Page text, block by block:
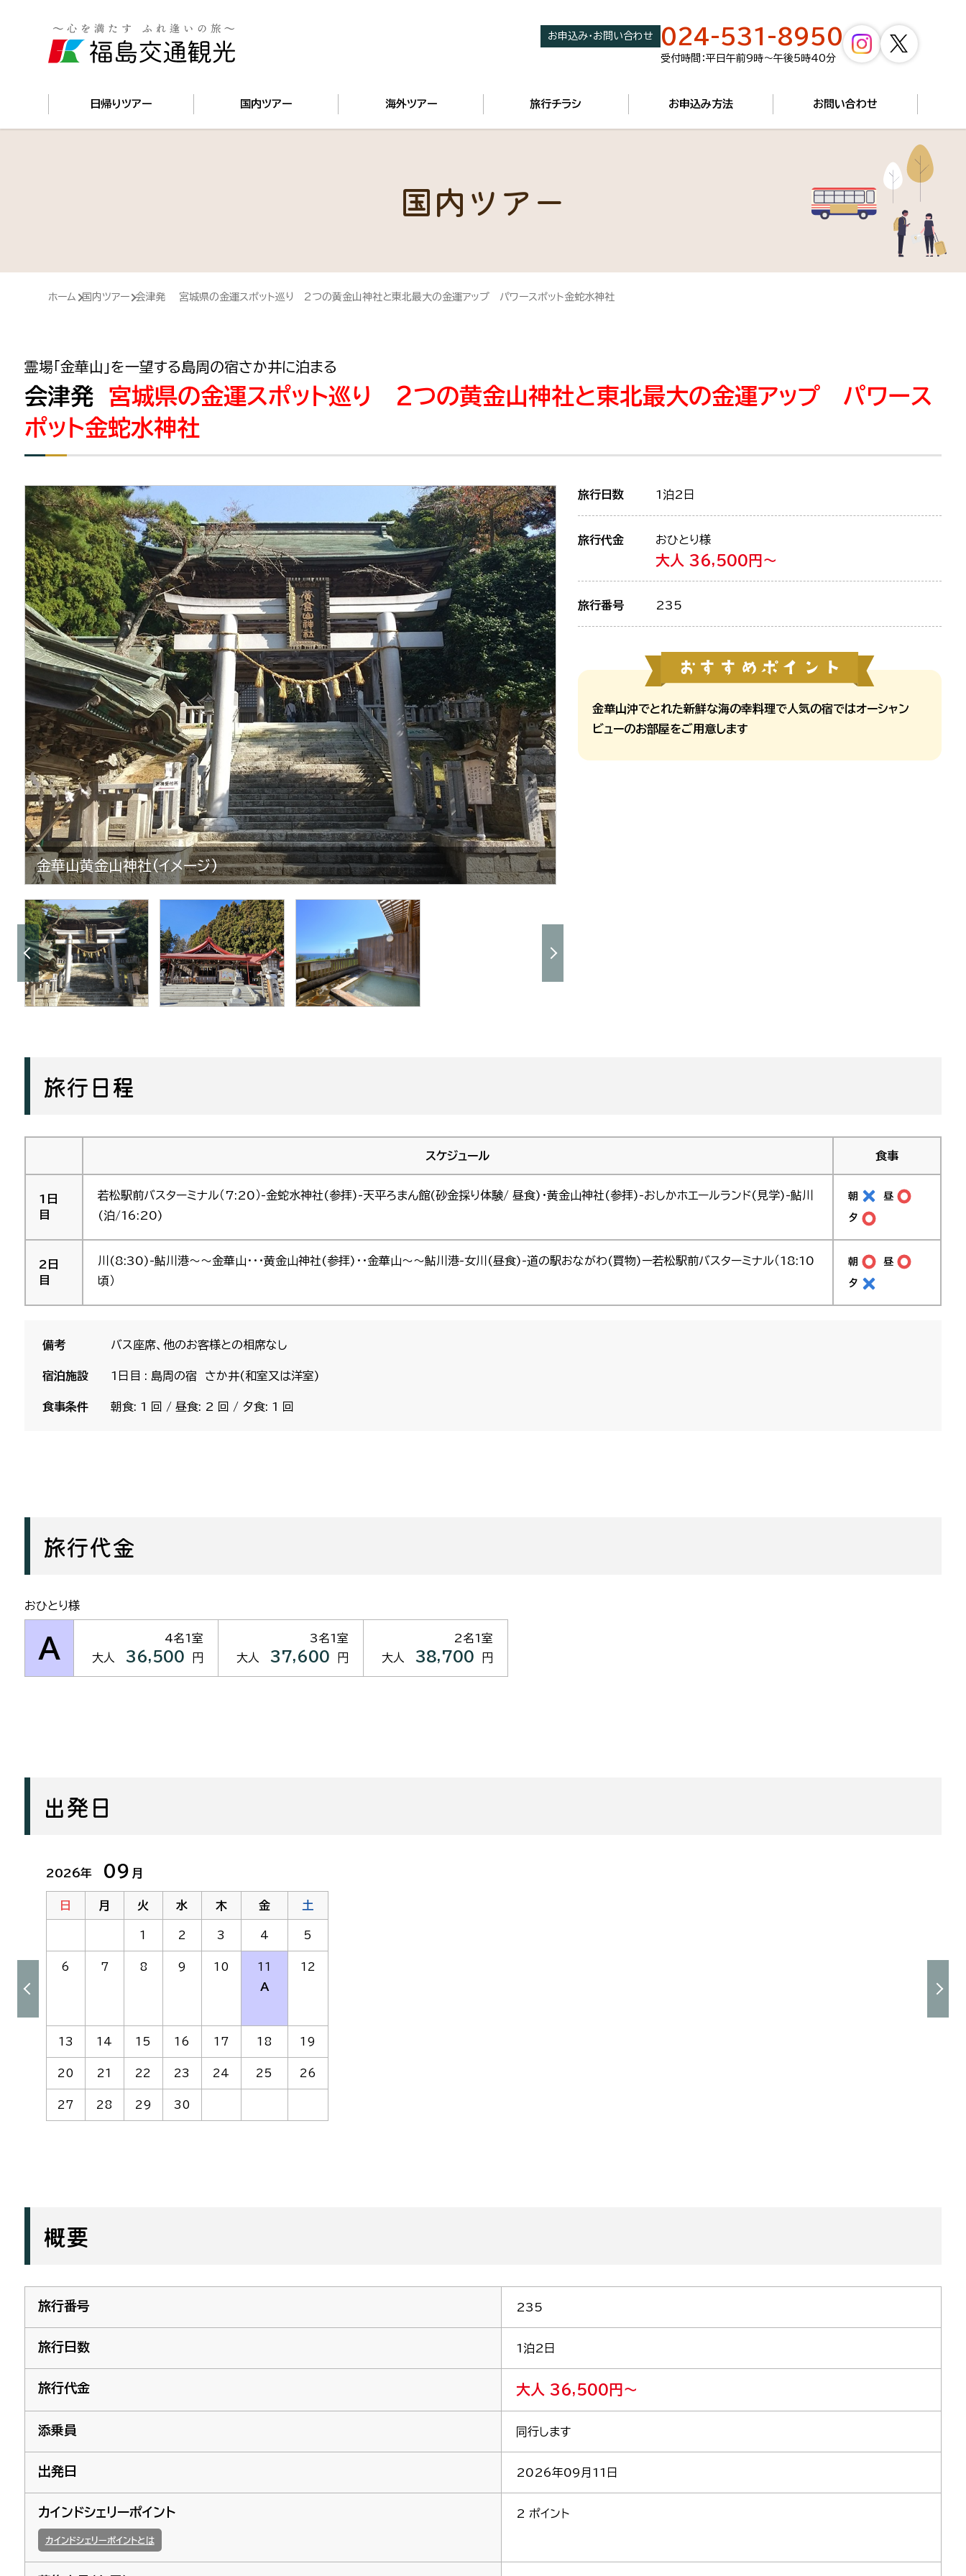
お申込み・お問い合わせ 024-531-8950
受付時間：平日午前9時～午後5時40分
日帰りツアー 国内ツアー 海外ツアー 旅行チラシ お申込み方法 お問い合わせ
国内ツアー
ホーム 国内ツアー 会津発 宮城県の金運スポット巡り 2つの黄金山神社と東北最大の金運アップ パワースポット金蛇水神社
霊場「金華山」を一望する島周の宿さか井に泊まる
会津発 宮城県の金運スポット巡り 2つの黄金山神社と東北最大の金運アップ パワース
ポット金蛇水神社
金華山黄金山神社(イメージ)
旅行日数 1泊2日
旅行代金 おひとり様
大人 36,500円～
旅行番号 235
金華山沖でとれた新鮮な海の幸料理で人気の宿ではオーシャン
ビューのお部屋をご用意します
旅行日程
スケジュール 食事
1日
目
若松駅前バスターミナル（7:20）-金蛇水神社(参拝)-天平ろまん館(砂金採り体験/ 昼食)・黄金山神社(参拝)-おしかホエールランド(見学)-鮎川
(泊/16:20)
朝 昼
夕
2日
目
川(8:30)-鮎川港～～金華山・・・黄金山神社(参拝)・・金華山～～鮎川港-女川(昼食)-道の駅おながわ(買物)ー若松駅前バスターミナル（18:10
頃）
朝 昼
夕
備考 バス座席、他のお客様との相席なし
宿泊施設 1日目 : 島周の宿 さか井(和室又は洋室)
食事条件 朝食: 1 回 / 昼食: 2 回 / 夕食: 1 回
旅行代金
おひとり様
A
4名1室
大人
36,500 円
3名1室
大人
37,600 円
2名1室
大人
38,700 円
出発日
2026年 09 月
日 月 火 水 木 金 土
1 2 3 4 5
6 7 8 9 10 11
A
12
13 14 15 16 17 18 19
20 21 22 23 24 25 26
27 28 29 30
概要
旅行番号 235
旅行日数 1泊2日
旅行代金 大人 36,500円～
添乗員 同行します
出発日 2026年09月11日
カインドシェリーポイント
カインドシェリーポイントとは
2 ポイント